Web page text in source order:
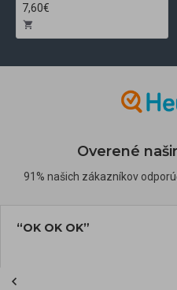
7,60€
Overené
91% našich zákazníkov
“OK OK OK”